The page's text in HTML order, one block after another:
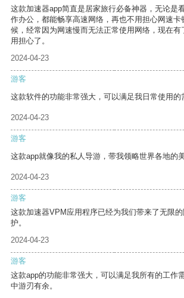
这款加速器app简直是居家旅行必备神器，无论是
作办公，都能畅享高速网络，再也不用担心网速卡
候，经常因为网速慢而无法正常使用网络，现在有
用担心了。
2024-04-23
游客
这款软件的功能非常强大，可以满足我日常使用的
2024-04-23
游客
这款app就像我的私人导游，带我领略世界各地的美
2024-04-23
游客
这款加速器VPM应用程序已经为我们带来了无限
护。
2024-04-23
游客
这款app的功能非常强大，可以满足我所有的工作
中游刃有余。